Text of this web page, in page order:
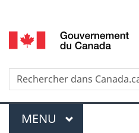
selection
Recherche
Menu
MENU PRINCIPAL